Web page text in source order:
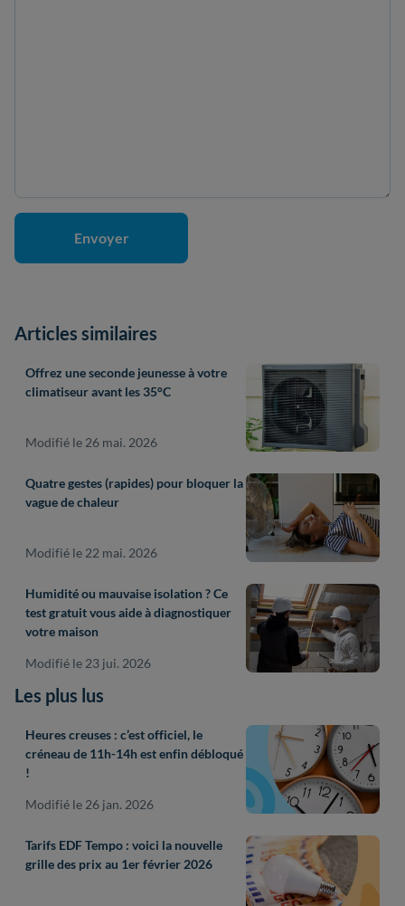
Articles similaires
Offrez une seconde jeunesse à votre
climatiseur avant les 35°C
Modifié le 26 mai. 2026
Quatre gestes (rapides) pour bloquer la
vague de chaleur
Modifié le 22 mai. 2026
Humidité ou mauvaise isolation ? Ce
test gratuit vous aide à diagnostiquer
votre maison
Modifié le 23 jui. 2026
Les plus lus
Heures creuses : c’est officiel, le
créneau de 11h-14h est enfin débloqué
!
Modifié le 26 jan. 2026
Tarifs EDF Tempo : voici la nouvelle
grille des prix au 1er février 2026